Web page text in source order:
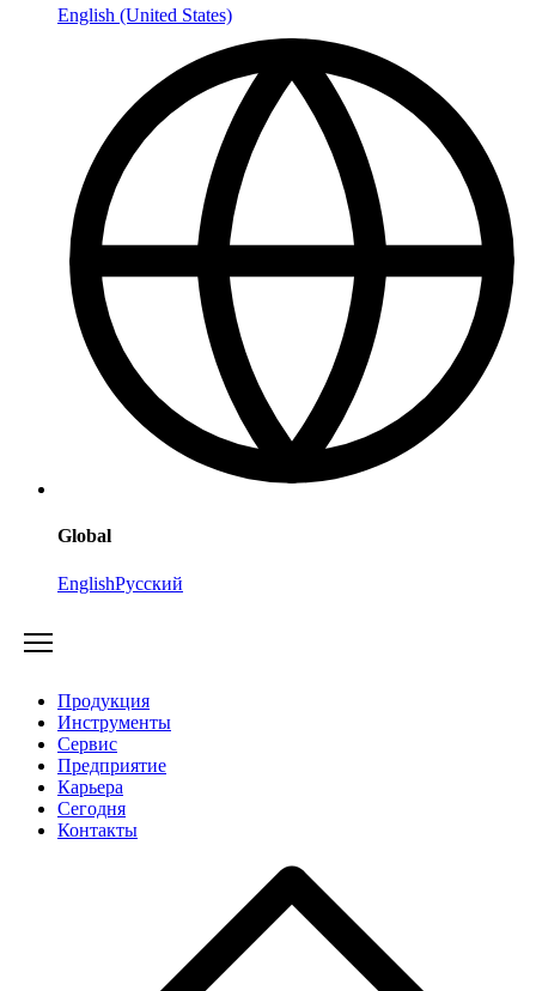
English (United States)
Global
EnglishРусский
Продукция
Инструменты
Сервис
Предприятие
Карьера
Cегодня
Контакты